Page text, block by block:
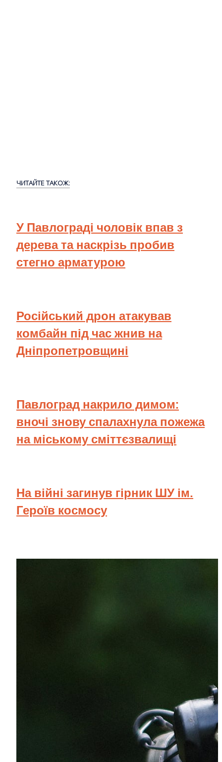
ЧИТАЙТЕ ТАКОЖ:
У Павлограді чоловік впав з
дерева та наскрізь пробив
стегно арматурою
Російський дрон атакував
комбайн під час жнив на
Дніпропетровщині
Павлоград накрило димом:
вночі знову спалахнула пожежа
на міському сміттєзвалищі
На війні загинув гірник ШУ ім.
Героїв космосу